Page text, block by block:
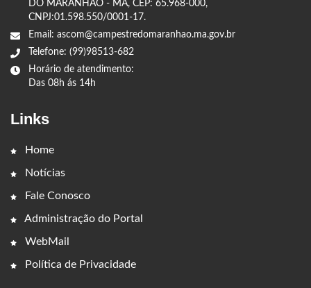
DO MARANHÃO - MA, CEP: 65.968-000,
CNPJ:01.598.550/0001-17.
Email: ascom@campestredomaranhao.ma.gov.br
Telefone: (99)98513-682
Horário de atendimento:
Das 08h ás 14h
Links
Home
Notícias
Fale Conosco
Administração do Portal
WebMail
Política de Privacidade